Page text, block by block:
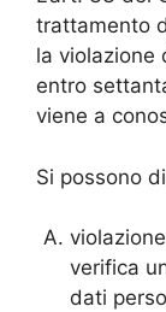
trattamento
la violazione
entro
viene a
Si possono
verifica
dati